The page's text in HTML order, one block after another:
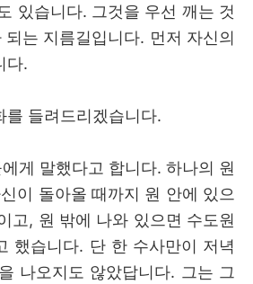
있습니다. 그것을 우선 깨는 것
는 지름길입니다. 먼저 자신의
다.
를 들려드리겠습니다.
게 말했다고 합니다. 하나의 원
이 돌아올 때까지 원 안에 있으
고 , 원 밖에 나와 있으면 수도원
했습니다. 단 한 수사만이 저녁
나오지도 않았답니다. 그는 그